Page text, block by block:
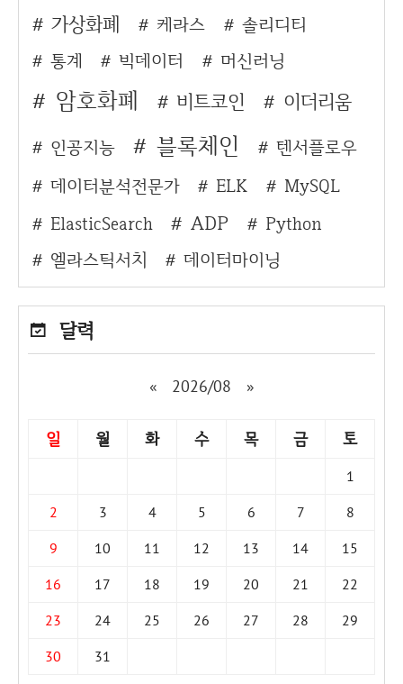
가상화폐 케라스
솔리디티
통계
빅데이터 머신러닝
암호화폐 비트코인 이더리움
인공지능 블록체인
텐서플로우
데이터분석전문가
ELK
MySQL
ElasticSearch
ADP
Python
엘라스틱서치
데이터마이닝
달력
« 2026/08 »
일 월 화 수 목 금 토
1
2
3 4 5 6 7
8
9
10 11 12 13 14
15
16
17 18 19 20 21
22
23
24 25 26 27 28
29
30
31